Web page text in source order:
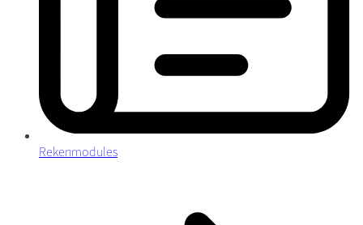
Rekenmodules